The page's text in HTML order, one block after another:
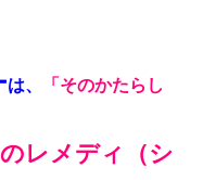
は、
「そのかたらし
レメディ（シ